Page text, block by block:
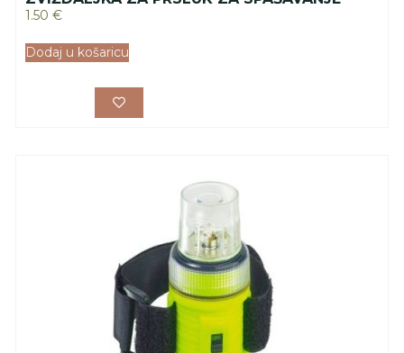
1.50 €
Dodaj u košaricu